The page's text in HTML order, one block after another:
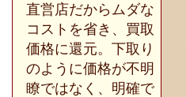
直営店だからムダな
コストを省き、買取
価格に還元。下取り
のように価格が不明
瞭ではなく、明確で